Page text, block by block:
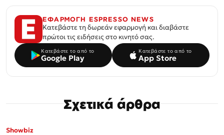
ΕΦΑΡΜΟΓΗ ESPRESSO NEWS
Κατεβάστε τη δωρεάν εφαρμογή και διαβάστε
πρώτοι τις ειδήσεις στο κινητό σας.
Κατεβάστε το από το
Google Play
Κατεβάστε το από το
App Store
Σχετικά άρθρα
Showbiz